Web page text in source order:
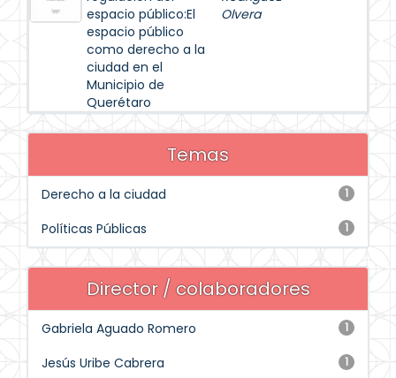
espacio público:El
espacio público
como derecho a la
ciudad en el
Municipio de
Querétaro
Olvera
Temas
1
Derecho a la ciudad
1
Políticas Públicas
Director / colaboradores
1
Gabriela Aguado Romero
1
Jesús Uribe Cabrera